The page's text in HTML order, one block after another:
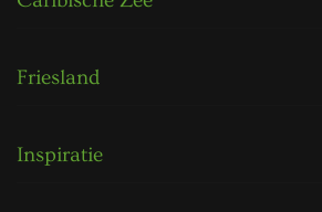
Friesland
Inspiratie